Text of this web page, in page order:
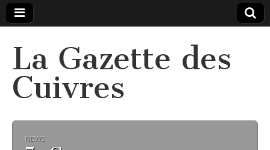
La Gazette des
Cuivres
NEWS